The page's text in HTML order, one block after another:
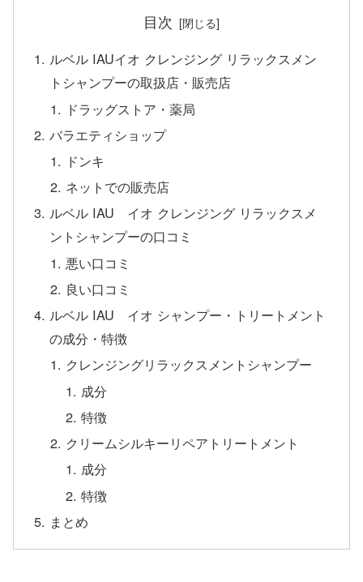
目次
ルベル IAUイオ クレンジング リラックスメン
トシャンプーの取扱店・販売店
ドラッグストア・薬局
バラエティショップ
ドンキ
ネットでの販売店
ルベル IAU イオ クレンジング リラックスメ
ントシャンプーの口コミ
悪い口コミ
良い口コミ
ルベル IAU イオ シャンプー・トリートメント
の成分・特徴
クレンジングリラックスメントシャンプー
成分
特徴
クリームシルキーリペアトリートメント
成分
特徴
まとめ